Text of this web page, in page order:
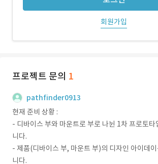
회원가입
프로젝트 문의 1
pathfinder0913
현재 준비 상황 :
- 디바이스 부와 마운트로 부로 나뉜 1차 프로토타
니다.
- 제품(디바이스 부, 마운트 부)의 디자인 아이데
니다.